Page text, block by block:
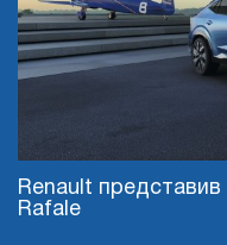
Renault
Rafale